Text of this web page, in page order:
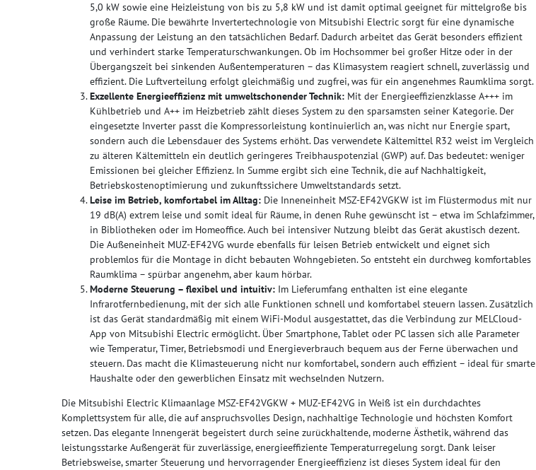
5,0 kW sowie eine Heizleistung von bis zu 5,8 kW und ist damit optimal geeignet für mittelgroße bis
große Räume. Die bewährte Invertertechnologie von Mitsubishi Electric sorgt für eine dynamische
Anpassung der Leistung an den tatsächlichen Bedarf. Dadurch arbeitet das Gerät besonders effizient
und verhindert starke Temperaturschwankungen. Ob im Hochsommer bei großer Hitze oder in der
Übergangszeit bei sinkenden Außentemperaturen – das Klimasystem reagiert schnell, zuverlässig und
effizient. Die Luftverteilung erfolgt gleichmäßig und zugfrei, was für ein angenehmes Raumklima sorgt.
Exzellente Energieeffizienz mit umweltschonender Technik: Mit der Energieeffizienzklasse A+++ im
Kühlbetrieb und A++ im Heizbetrieb zählt dieses System zu den sparsamsten seiner Kategorie. Der
eingesetzte Inverter passt die Kompressorleistung kontinuierlich an, was nicht nur Energie spart,
sondern auch die Lebensdauer des Systems erhöht. Das verwendete Kältemittel R32 weist im Vergleich
zu älteren Kältemitteln ein deutlich geringeres Treibhauspotenzial (GWP) auf. Das bedeutet: weniger
Emissionen bei gleicher Effizienz. In Summe ergibt sich eine Technik, die auf Nachhaltigkeit,
Betriebskostenoptimierung und zukunftssichere Umweltstandards setzt.
Leise im Betrieb, komfortabel im Alltag: Die Inneneinheit MSZ-EF42VGKW ist im Flüstermodus mit nur
19 dB(A) extrem leise und somit ideal für Räume, in denen Ruhe gewünscht ist – etwa im Schlafzimmer,
in Bibliotheken oder im Homeoffice. Auch bei intensiver Nutzung bleibt das Gerät akustisch dezent.
Die Außeneinheit MUZ-EF42VG wurde ebenfalls für leisen Betrieb entwickelt und eignet sich
problemlos für die Montage in dicht bebauten Wohngebieten. So entsteht ein durchweg komfortables
Raumklima – spürbar angenehm, aber kaum hörbar.
Moderne Steuerung – flexibel und intuitiv: Im Lieferumfang enthalten ist eine elegante
Infrarotfernbedienung, mit der sich alle Funktionen schnell und komfortabel steuern lassen. Zusätzlich
ist das Gerät standardmäßig mit einem WiFi-Modul ausgestattet, das die Verbindung zur MELCloud-
App von Mitsubishi Electric ermöglicht. Über Smartphone, Tablet oder PC lassen sich alle Parameter
wie Temperatur, Timer, Betriebsmodi und Energieverbrauch bequem aus der Ferne überwachen und
steuern. Das macht die Klimasteuerung nicht nur komfortabel, sondern auch effizient – ideal für smarte
Haushalte oder den gewerblichen Einsatz mit wechselnden Nutzern.
Die Mitsubishi Electric Klimaanlage MSZ-EF42VGKW + MUZ-EF42VG in Weiß ist ein durchdachtes
Komplettsystem für alle, die auf anspruchsvolles Design, nachhaltige Technologie und höchsten Komfort
setzen. Das elegante Innengerät begeistert durch seine zurückhaltende, moderne Ästhetik, während das
leistungsstarke Außengerät für zuverlässige, energieeffiziente Temperaturregelung sorgt. Dank leiser
Betriebsweise, smarter Steuerung und hervorragender Energieeffizienz ist dieses System ideal für den